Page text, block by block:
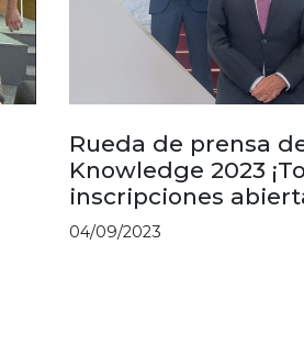
Rueda de prensa
Knowledge 2023
inscripciones
04/09/2023